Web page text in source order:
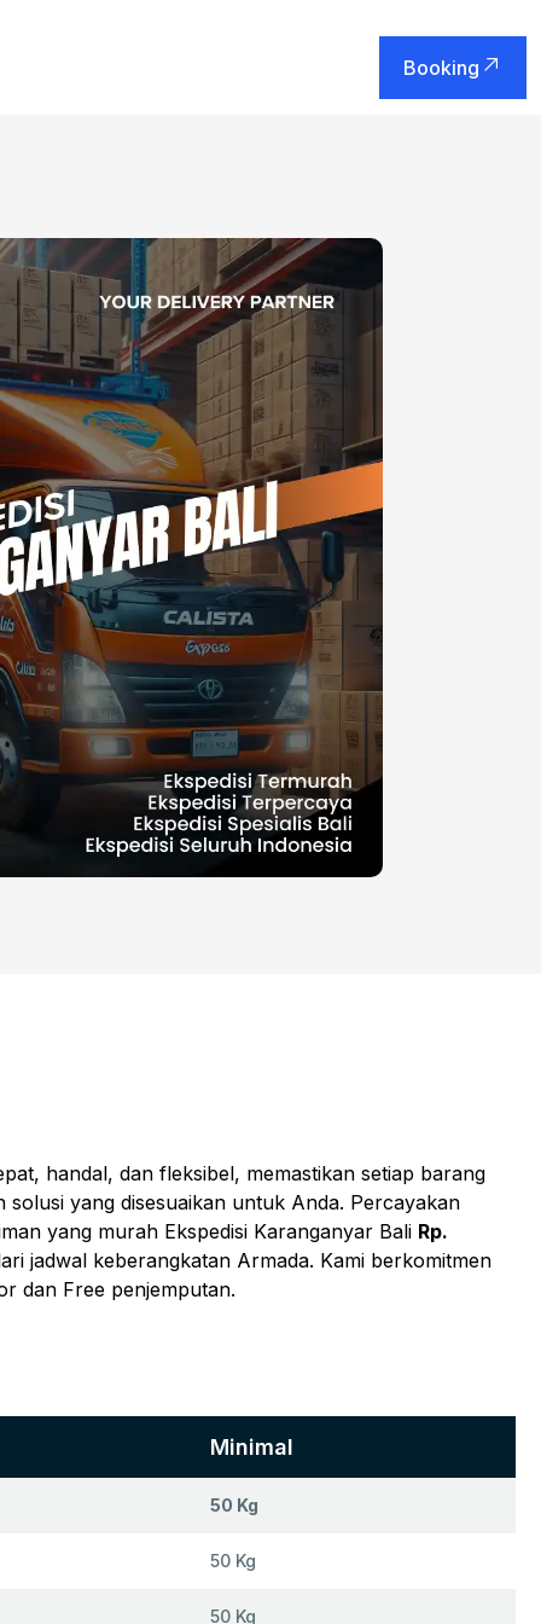
Booking
handal, dan fleksibel, memastikan setiap barang
yang disesuaikan untuk Anda. Percayakan
yang murah Ekspedisi Karanganyar Bali Rp.
jadwal keberangkatan Armada. Kami berkomitmen
dan Free penjemputan.
Minimal
50 Kg
50 Kg
50 Kg